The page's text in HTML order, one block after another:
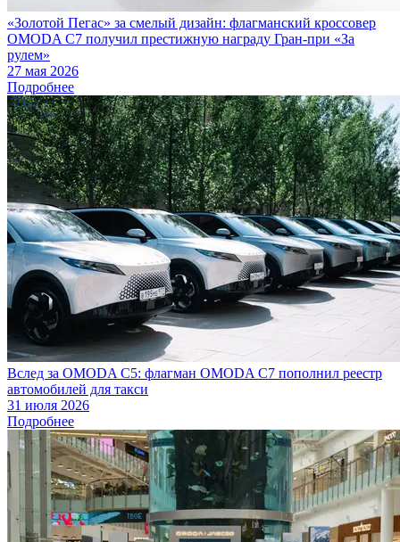
«Золотой Пегас» за смелый дизайн: флагманский кроссовер
OMODA C7 получил престижную награду Гран-при «За
рулем»
27 мая 2026
Подробнее
Вслед за OMODA C5: флагман OMODA C7 пополнил реестр
автомобилей для такси
31 июля 2026
Подробнее